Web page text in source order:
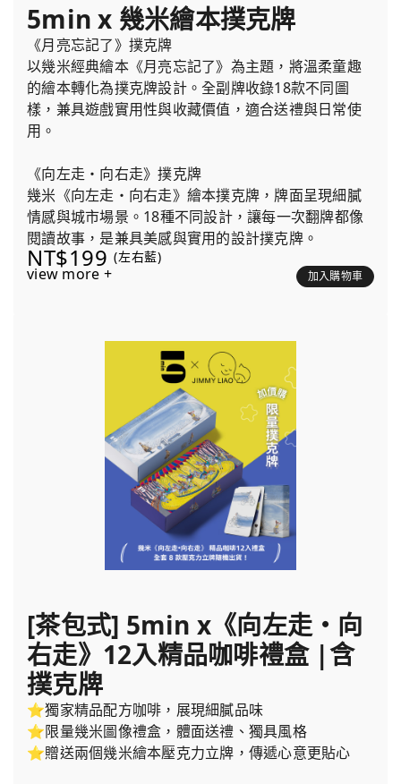
5min x 幾米繪本撲克牌
《月亮忘記了》撲克牌
以幾米經典繪本《月亮忘記了》為主題，將溫柔童趣
的繪本轉化為撲克牌設計。全副牌收錄18款不同圖
樣，兼具遊戲實用性與收藏價值，適合送禮與日常使
用。
《向左走・向右走》撲克牌
幾米《向左走・向右走》繪本撲克牌，牌面呈現細膩
情感與城市場景。18種不同設計，讓每一次翻牌都像
閱讀故事，是兼具美感與實用的設計撲克牌。
NT$199 (左右藍)
view more + 加入購物車
[茶包式] 5min x《向左走・向
右走》12入精品咖啡禮盒 |含
撲克牌
⭐獨家精品配方咖啡，展現細膩品味
⭐限量幾米圖像禮盒，體面送禮、獨具風格
⭐贈送兩個幾米繪本壓克力立牌，傳遞心意更貼心